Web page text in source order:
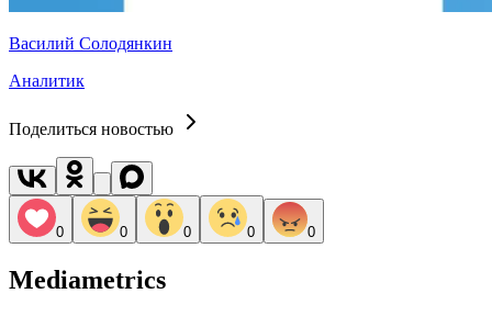
Василий Солодянкин
Аналитик
Поделиться новостью
0 0 0 0 0
Mediametrics